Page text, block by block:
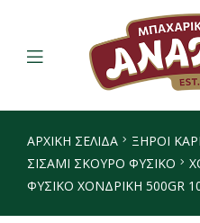
ΑΡΧΙΚΉ ΣΕΛΊΔΑ
ΞΗΡΟΙ
ΣΙΣΆΜΙ ΣΚΟΎΡΟ ΦΥΣΙΚΌ
ΦΥΣΙΚΟ ΧΟΝΔΡΙΚΗ 500GR